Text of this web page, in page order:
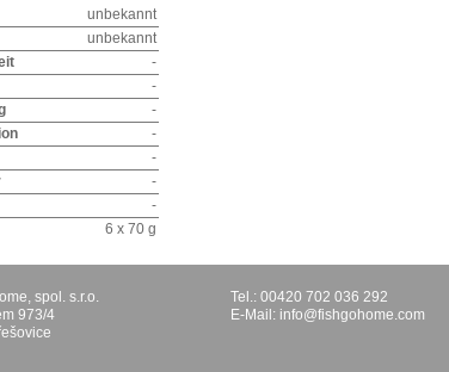
unbekannt
unbekannt
-
-
-
-
-
-
-
6 x 70 g
spol. s.r.o.
973/4
Tel.: 00420 702 036 292
E-Mail: info@fishgohome.com